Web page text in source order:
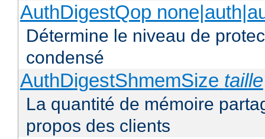
AuthDigestQop
Détermine le niveau de
condensé
AuthDigestShmemSize taille
La quantité de mémoire
propos des clients